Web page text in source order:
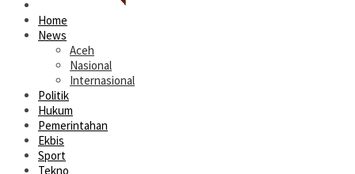
Home
News
Aceh
Nasional
Internasional
Politik
Hukum
Pemerintahan
Ekbis
Sport
Tekno